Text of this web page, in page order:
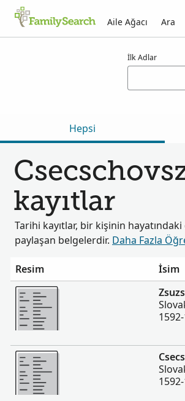
Aile Ağacı Ara
İlk Adlar
Hepsi
kayıtlar
Tarihi kayıtlar, bir kişinin
paylaşan belgelerdir. Daha Fazla
Resim İsim
Daha fazla
Daha fazla